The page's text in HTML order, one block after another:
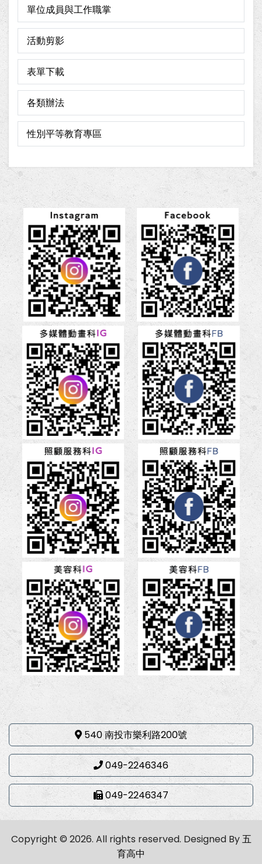
單位成員與工作職掌
活動剪影
表單下載
各類辦法
性別平等教育專區
540 南投市樂利路200號
049-2246346
049-2246347
Copyright © 2026. All rights reserved. Designed By五
育高中